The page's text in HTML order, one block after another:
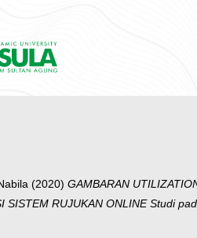
(2020) GAMBARAN
SISTEM RUJUKAN ONLINE Studi